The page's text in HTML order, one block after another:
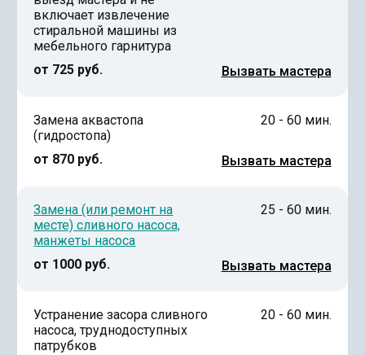
включает извлечение
стиральной машины из
мебельного гарнитура
от 725 руб.
Вызвать мастера
Замена аквастопа
(гидростопа)
от 870 руб.
20 - 60 мин.
Вызвать мастера
Замена (или ремонт на
месте) сливного насоса,
манжеты насоса
от 1000 руб.
25 - 60 мин.
Вызвать мастера
Устранение засора сливного
насоса, труднодоступных
патрубков
20 - 60 мин.